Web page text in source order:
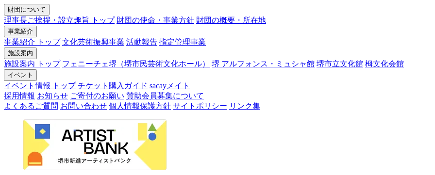
財団について
理事長ご挨拶・設立趣旨 トップ 財団の使命・事業方針 財団の概要・所在地
事業紹介
事業紹介 トップ 文化芸術振興事業 活動報告 指定管理事業
施設案内
施設案内 トップ フェニーチェ堺（堺市民芸術文化ホール） 堺 アルフォンス・ミュシャ館 堺市立文化館 栂文化会館
イベント
イベント情報 トップ チケット購入ガイド sacayメイト
採用情報 お知らせ ご寄付のお願い 賛助会員募集について
よくあるご質問 お問い合わせ 個人情報保護方針 サイトポリシー リンク集